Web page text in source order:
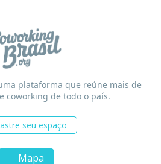
Mapa
plataforma que reúne mais de
coworking de todo o país.
seu espaço